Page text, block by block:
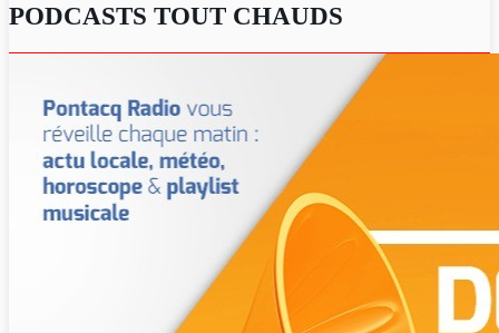
PODCASTS TOUT CHAUDS